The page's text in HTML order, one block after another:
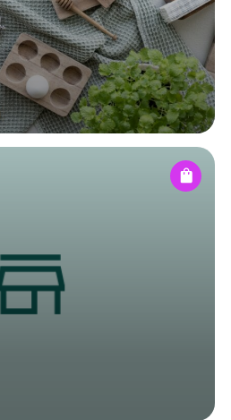
Tops 10
Artisans
A propos